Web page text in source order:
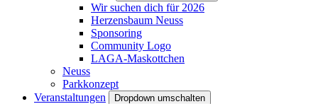
Wir suchen dich für 2026
Herzensbaum Neuss
Sponsoring
Community Logo
LAGA-Maskottchen
Neuss
Parkkonzept
Veranstaltungen
Dropdown umschalten